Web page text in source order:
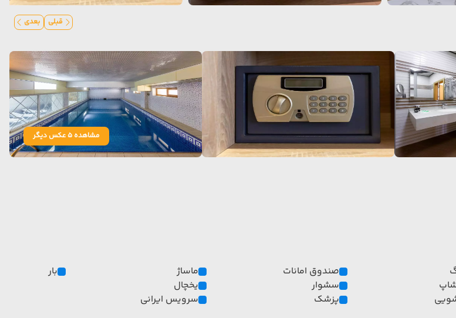
قبلی بعدی
مشاهده 5 عکس دیگر
صندوق امانات
سشوار
پزشک
ماساژ
یخچال
سرویس ایرانی
بار